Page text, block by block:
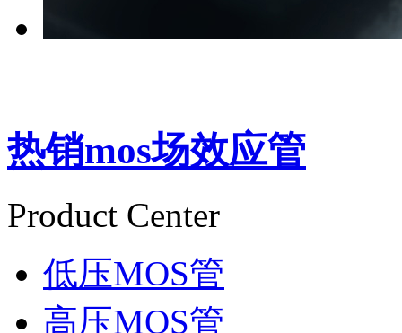
热销mos场效应管
Product Center
低压MOS管
高压MOS管